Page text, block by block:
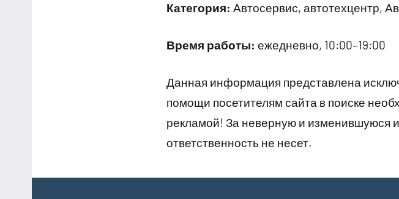
Категория: Автосервис, автотехцентр,
Время работы: ежедневно, 10:00–19:00
Данная информация представлена
помощи посетителям сайта в поиске
рекламой! За неверную и
ответственность не несет.